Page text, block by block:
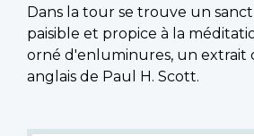
Dans la tour se trouve un
paisible et propice à la
orné d'enluminures, un extrait
anglais de Paul H. Scott.